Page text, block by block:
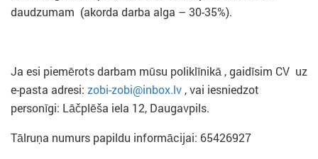
daudzumam (akorda darba alga – 30-35%).
Ja esi piemērots darbam mūsu poliklīnikā , gaidīsim CV uz
e-pasta adresi: zobi-zobi@inbox.lv, vai iesniedzot
personīgi: Lāčplēša iela 12, Daugavpils.
Tālruņa numurs papildu informācijai: 65426927